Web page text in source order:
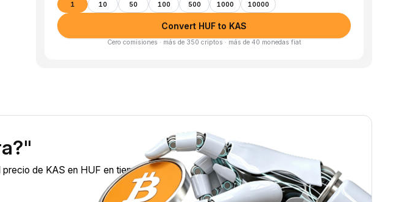
1 10 50 100 500 1000 10000
Convert HUF to KAS
Cero comisiones · más de 350 criptos · más de 40 monedas fiat
de KAS en HUF en tiempo